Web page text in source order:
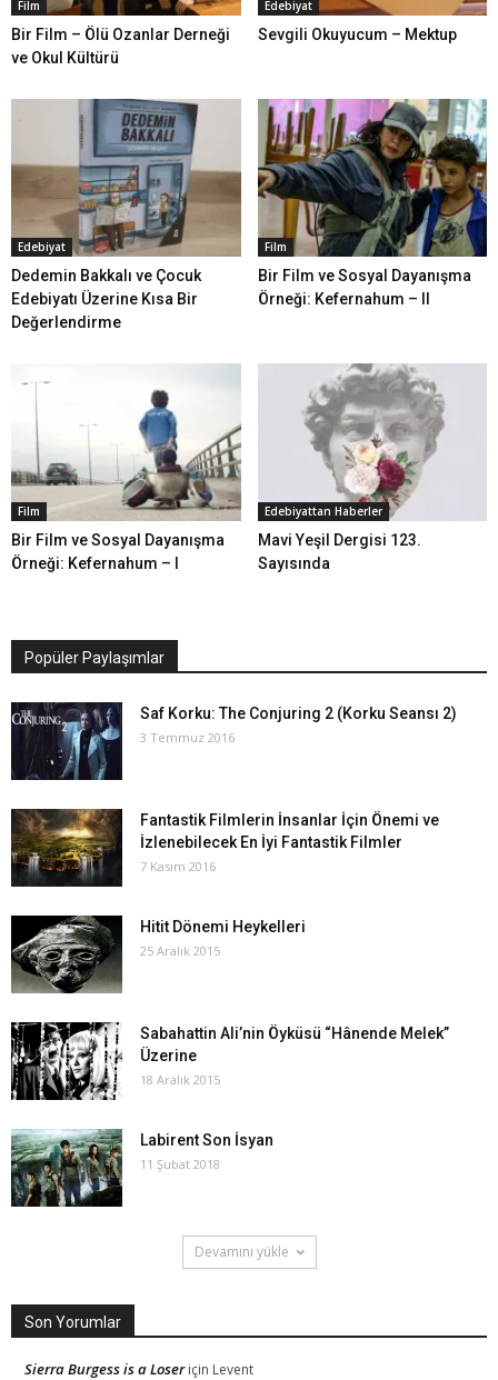
Film
Bir Film – Ölü Ozanlar Derneği
ve Okul Kültürü
Edebiyat
Sevgili Okuyucum – Mektup
Edebiyat
Dedemin Bakkalı ve Çocuk
Edebiyatı Üzerine Kısa Bir
Değerlendirme
Film
Bir Film ve Sosyal Dayanışma
Örneği: Kefernahum – II
Film
Bir Film ve Sosyal Dayanışma
Örneği: Kefernahum – I
Edebiyattan Haberler
Mavi Yeşil Dergisi 123.
Sayısında
Popüler Paylaşımlar
Saf Korku: The Conjuring 2 (Korku Seansı 2)
3 Temmuz 2016
Fantastik Filmlerin İnsanlar İçin Önemi ve
İzlenebilecek En İyi Fantastik Filmler
7 Kasım 2016
Hitit Dönemi Heykelleri
25 Aralık 2015
Sabahattin Ali’nin Öyküsü “Hânende Melek”
Üzerine
18 Aralık 2015
Labirent Son İsyan
11 Şubat 2018
Devamını yükle
Son Yorumlar
Sierra Burgess is a Loseriçin Levent